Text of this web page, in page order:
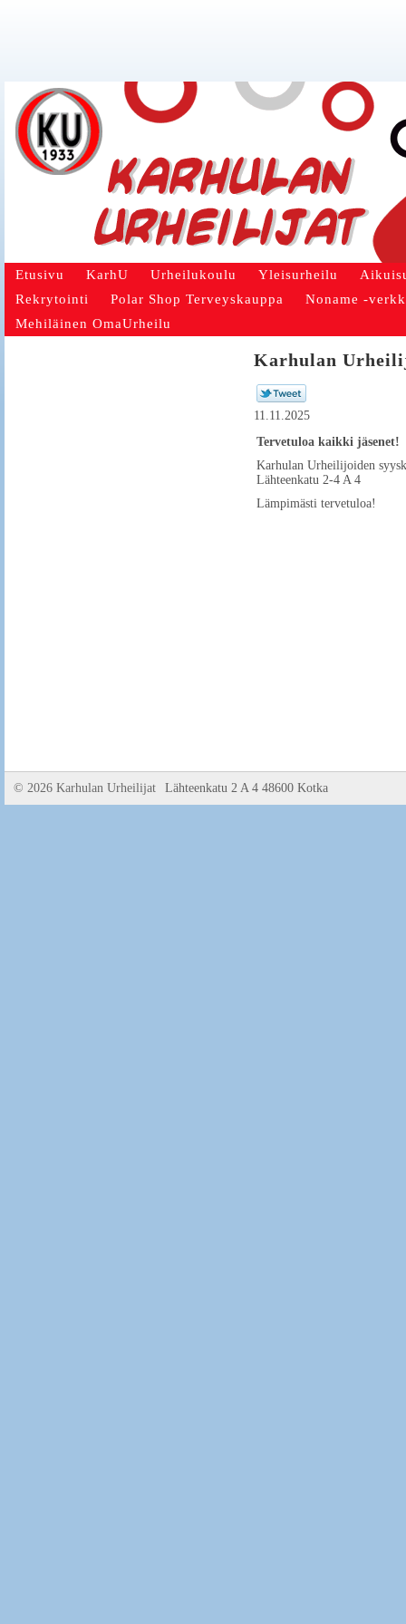
Etusivu KarhU Urheilukoulu Yleisurheilu
Rekrytointi
Polar Shop Terveyskauppa
Noname -
Mehiläinen OmaUrheilu
Karhulan
11.11.2025
Tervetuloa kaikki jäsenet!
Karhulan Urheilijoiden
Lähteenkatu 2-4 A 4
Lämpimästi tervetuloa!
© 2026 Karhulan Urheilijat Lähteenkatu 2 A 4 48600 Kotka